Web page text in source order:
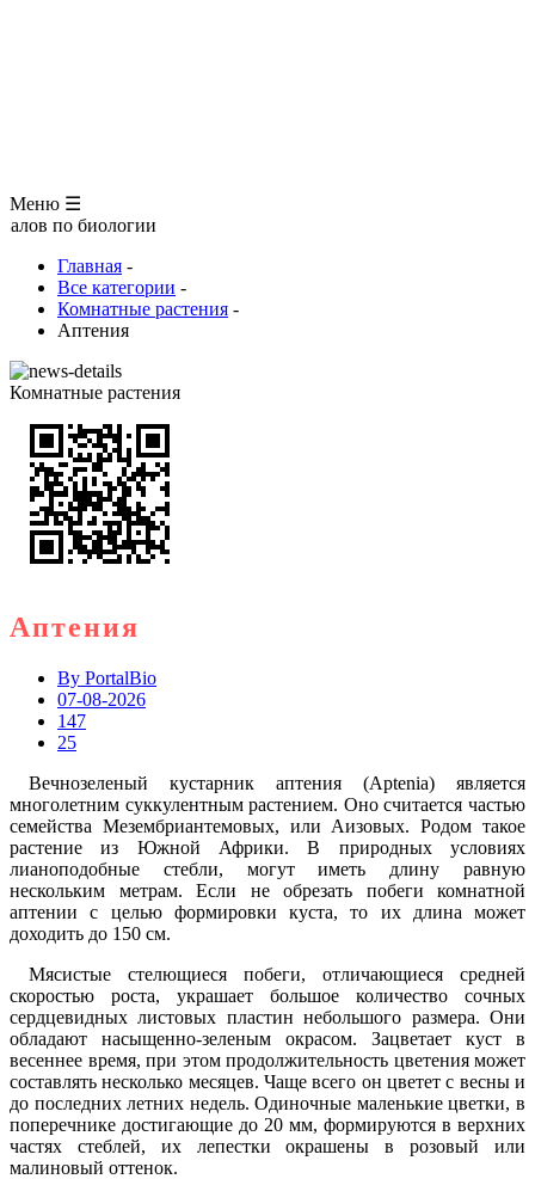
Меню ☰
Главная -
Все категории -
Комнатные растения -
Аптения
Комнатные растения
Аптения
By PortalBio
07-08-2026
147
25
Вечнозеленый кустарник аптения (Aptenia) является
многолетним суккулентным растением. Оно считается частью
семейства Мезембриантемовых, или Аизовых. Родом такое
растение из Южной Африки. В природных условиях
лианоподобные стебли, могут иметь длину равную
нескольким метрам. Если не обрезать побеги комнатной
аптении с целью формировки куста, то их длина может
доходить до 150 см.
Мясистые стелющиеся побеги, отличающиеся средней
скоростью роста, украшает большое количество сочных
сердцевидных листовых пластин небольшого размера. Они
обладают насыщенно-зеленым окрасом. Зацветает куст в
весеннее время, при этом продолжительность цветения может
составлять несколько месяцев. Чаще всего он цветет с весны и
до последних летних недель. Одиночные маленькие цветки, в
поперечнике достигающие до 20 мм, формируются в верхних
частях стеблей, их лепестки окрашены в розовый или
малиновый оттенок.